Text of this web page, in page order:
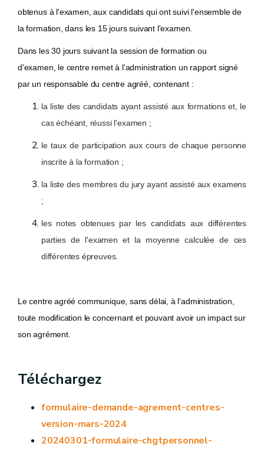
obtenus à l'examen, aux candidats qui ont suivi l'ensemble de
la formation, dans les 15 jours suivant l'examen.
Dans les 30 jours suivant la session de formation ou
d'examen, le centre remet à l'administration un rapport signé
par un responsable du centre agréé, contenant :
la liste des candidats ayant assisté aux formations et, le
cas échéant, réussi l'examen ;
le taux de participation aux cours de chaque personne
inscrite à la formation ;
la liste des membres du jury ayant assisté aux examens
;
les notes obtenues par les candidats aux différentes
parties de l'examen et la moyenne calculée de ces
différentes épreuves.
Le centre agréé communique, sans délai, à l'administration,
toute modification le concernant et pouvant avoir un impact sur
son agrément.
Téléchargez
formulaire-demande-agrement-centres-
version-mars-2024
20240301-formulaire-chgtpersonnel-